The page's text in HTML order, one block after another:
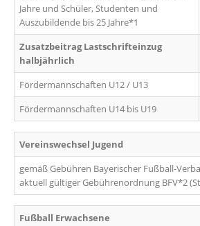
Jahre und Schüler, Studenten und
Auszubildende bis 25 Jahre*1
Zusatzbeitrag Lastschrifteinzug
halbjährlich
Fördermannschaften U12 / U13
Fördermannschaften U14 bis U19
Vereinswechsel Jugend
gemäß Gebühren Bayerischer Fußball-
aktuell gültiger Gebührenordnung BFV*2
Fußball Erwachsene